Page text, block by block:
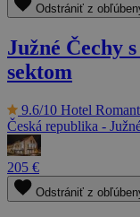
Odstrániť z
Južné Čechy
sektom
9.6/10 Hotel
Česká republika -
205 €
Odstrániť z